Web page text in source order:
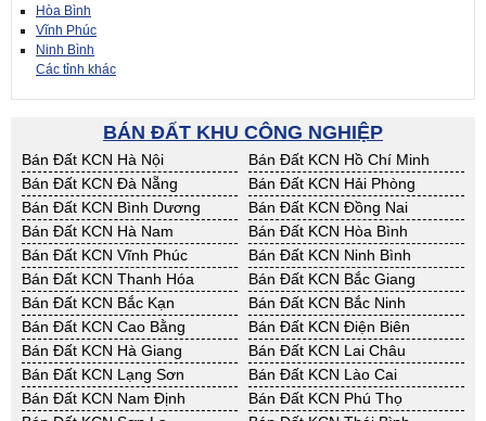
Hòa Bình
Vĩnh Phúc
Ninh Bình
Các tỉnh khác
BÁN ĐẤT KHU CÔNG NGHIỆP
Bán Đất KCN Hà Nội
Bán Đất KCN Hồ Chí Minh
Bán Đất KCN Đà Nẵng
Bán Đất KCN Hải Phòng
Bán Đất KCN Bình Dương
Bán Đất KCN Đồng Nai
Bán Đất KCN Hà Nam
Bán Đất KCN Hòa Bình
Bán Đất KCN Vĩnh Phúc
Bán Đất KCN Ninh Bình
Bán Đất KCN Thanh Hóa
Bán Đất KCN Bắc Giang
Bán Đất KCN Bắc Kạn
Bán Đất KCN Bắc Ninh
Bán Đất KCN Cao Bằng
Bán Đất KCN Điện Biên
Bán Đất KCN Hà Giang
Bán Đất KCN Lai Châu
Bán Đất KCN Lạng Sơn
Bán Đất KCN Lào Cai
Bán Đất KCN Nam Định
Bán Đất KCN Phú Thọ